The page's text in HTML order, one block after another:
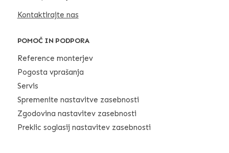
Kontaktirajte nas
POMOČ IN PODPORA
Reference monterjev
Pogosta vprašanja
Servis
Spremenite nastavitve zasebnosti
Zgodovina nastavitev zasebnosti
Preklic soglasij nastavitev zasebnosti